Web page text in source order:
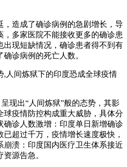
，造成了确诊病例的急剧增长，导
多家医院不能接收更多的确诊患
出现短缺情况，确诊患者得不到有
诊病例的死亡人数。
,人间炼狱下的印度恐成全球疫情
现出“人间炼狱”般的态势，其影
球疫情防控构成重大威胁，具体分
确诊人数激增：印度单日新增确诊
已超过千万，疫情增长速度极快，
崩溃：印度国内医疗卫生体系接近
源告急。